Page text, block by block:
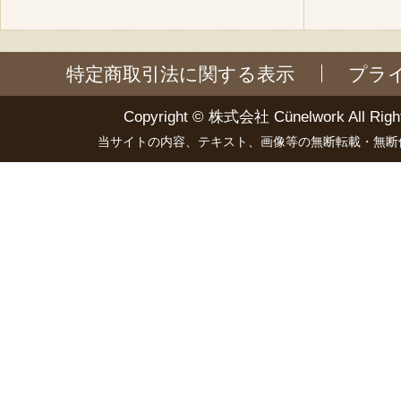
特定商取引法に関する表示 プラ
Copyright © 株式会社 Cünelwork All
当サイトの内容、テキスト、画像等の無断転載・無